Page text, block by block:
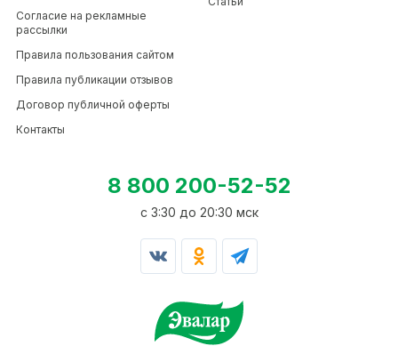
Согласие на рекламные
рассылки
Правила пользования сайтом
Правила публикации отзывов
Договор публичной оферты
Контакты
8 800 200-52-52
c 3:30 до 20:30 мск